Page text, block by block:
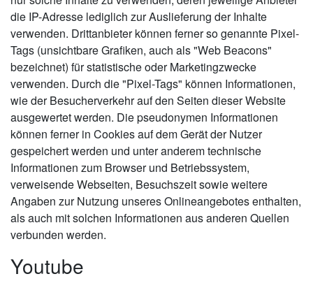
die IP-Adresse lediglich zur Auslieferung der Inhalte
verwenden. Drittanbieter können ferner so genannte Pixel-
Tags (unsichtbare Grafiken, auch als "Web Beacons"
bezeichnet) für statistische oder Marketingzwecke
verwenden. Durch die "Pixel-Tags" können Informationen,
wie der Besucherverkehr auf den Seiten dieser Website
ausgewertet werden. Die pseudonymen Informationen
können ferner in Cookies auf dem Gerät der Nutzer
gespeichert werden und unter anderem technische
Informationen zum Browser und Betriebssystem,
verweisende Webseiten, Besuchszeit sowie weitere
Angaben zur Nutzung unseres Onlineangebotes enthalten,
als auch mit solchen Informationen aus anderen Quellen
verbunden werden.
Youtube